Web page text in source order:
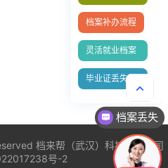
中心
档案补办流程
灵活就业档案
的处理方式
毕业证丢失补
档来帮（武汉）科技有限公司
号-2
档案丢失
非统招建档